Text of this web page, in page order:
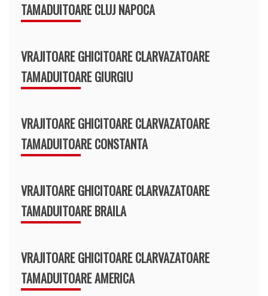
TAMADUITOARE CLUJ NAPOCA
VRAJITOARE GHICITOARE CLARVAZATOARE
TAMADUITOARE GIURGIU
VRAJITOARE GHICITOARE CLARVAZATOARE
TAMADUITOARE CONSTANTA
VRAJITOARE GHICITOARE CLARVAZATOARE
TAMADUITOARE BRAILA
VRAJITOARE GHICITOARE CLARVAZATOARE
TAMADUITOARE AMERICA